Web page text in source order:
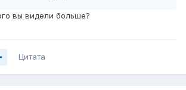
вы видели больше?
Цитата